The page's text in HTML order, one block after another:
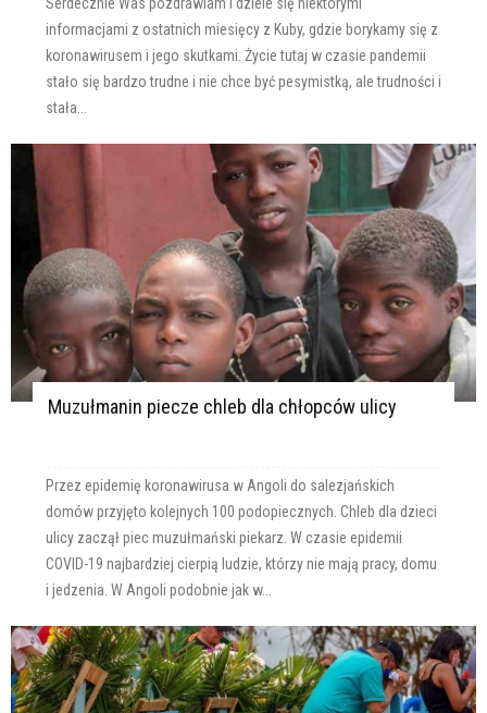
informacjami z ostatnich miesięcy z Kuby, gdzie borykamy się z
koronawirusem i jego skutkami. Życie tutaj w czasie pandemii
stało się bardzo trudne i nie chce być pesymistką, ale trudności i
stała...
Muzułmanin piecze chleb dla chłopców ulicy
Przez epidemię koronawirusa w Angoli do salezjańskich
domów przyjęto kolejnych 100 podopiecznych. Chleb dla dzieci
ulicy zaczął piec muzułmański piekarz. W czasie epidemii
COVID-19 najbardziej cierpią ludzie, którzy nie mają pracy, domu
i jedzenia. W Angoli podobnie jak w...